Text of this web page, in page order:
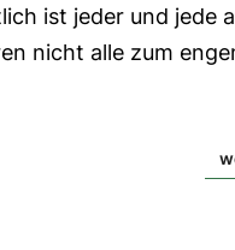
ist jeder und jede
nicht alle zum